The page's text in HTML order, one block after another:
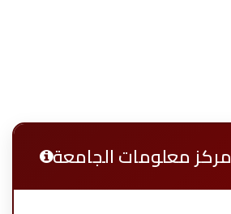
مركز معلومات الجامعة